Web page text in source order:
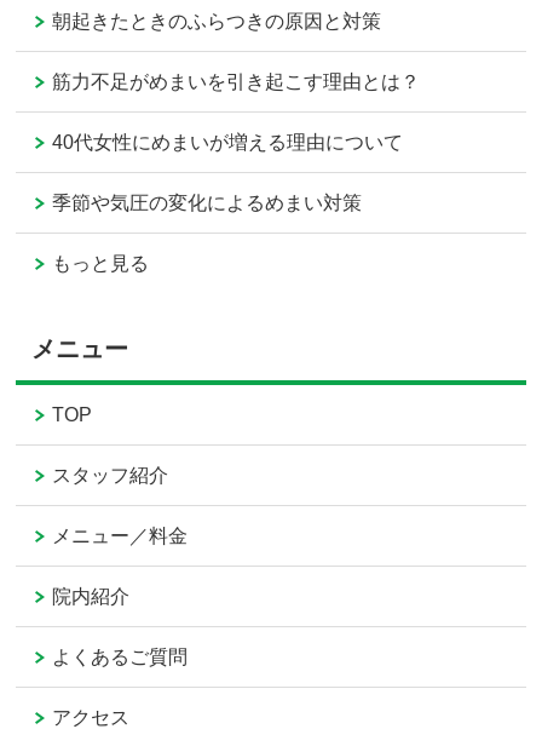
朝起きたときのふらつきの原因と対策
筋力不足がめまいを引き起こす理由とは？
40代女性にめまいが増える理由について
季節や気圧の変化によるめまい対策
もっと見る
メニュー
TOP
スタッフ紹介
メニュー／料金
院内紹介
よくあるご質問
アクセス